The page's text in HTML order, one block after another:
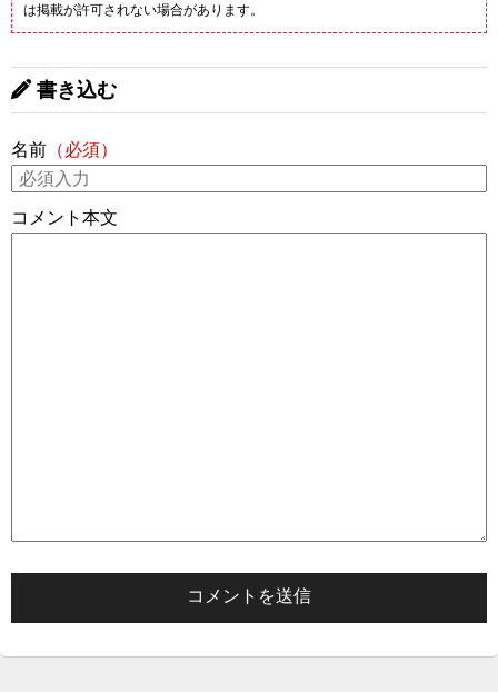
は掲載が許可されない場合があります。
書き込む
名前 （必須）
コメント本文